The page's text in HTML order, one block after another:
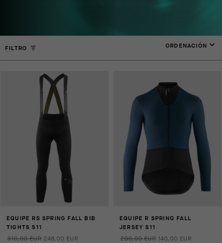
FILTRO ORDENACIÓN
EQUIPE RS SPRING FALL BIB
TIGHTS S11
310,00 EUR 248,00 EUR
EQUIPE R SPRING FALL
JERSEY S11
200,00 EUR 140,00 EUR